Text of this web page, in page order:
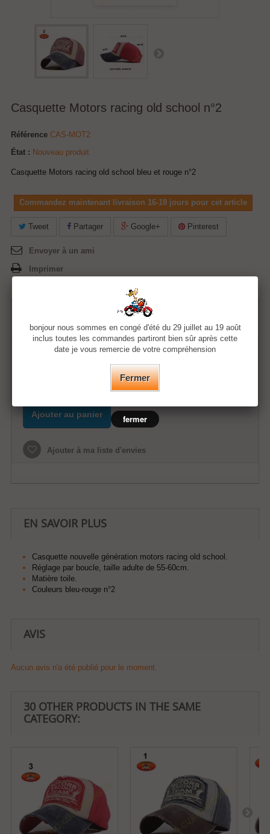
Casquette Motors racing old school n°2
Référence CAS-MOT2
État : Nouveau produit
Casquette Motors racing old school bleu et rouge n°2
Commandez maintenant livraison 16-18 jours pour cet article
Tweet Partager Google+ Pinterest
Envoyer à un ami
Imprimer
Ajouter au panier
Ajouter à ma liste d'envies
EN SAVOIR PLUS
Casquette nouvelle génération motors racing old school.
Réglage par boucle, taille adulte de 55-60cm.
Matière toile.
Couleurs bleu-rouge n°2
AVIS
Aucun avis n'a été publié pour le moment.
30 OTHER PRODUCTS IN THE SAME
CATEGORY:
bonjour nous sommes en congé d'été du 29 juillet au 19 août
inclus toutes les commandes partiront bien sûr après cette
date je vous remercie de votre compréhension
Fermer
fermer